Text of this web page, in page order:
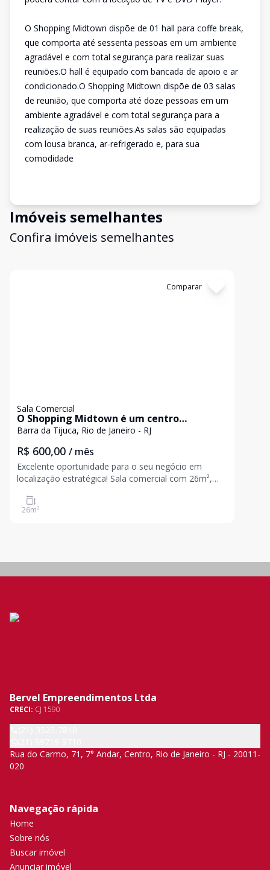
O Shopping Midtown dispõe de 01 hall para coffe break,
que comporta até sessenta pessoas em um ambiente
agradável e com total segurança para realizar suas
reuniões.O hall é equipado com bancada de apoio e ar
condicionado.O Shopping Midtown dispõe de 03 salas
de reunião, que comporta até doze pessoas em um
ambiente agradável e com total segurança para a
realização de suas reuniões.As salas são equipadas
com lousa branca, ar-refrigerado e, para sua
comodidade
Imóveis semelhantes
Confira imóveis semelhantes
Comparar
Sala Comercial
O Shopping Midtown é um centro
comercial localizado numa área
Comercial de 26m² - Moderna e Bem
Localizada
Barra da Tijuca, Rio de Janeiro - RJ
R$ 600,00 / mês
Excelente oportunidade para o seu negócio em
localização estratégica! Sala comercial com 26m²,
visibilidade. O espaço conta com acabamento em
granito e ar-condicionado instalado, proporcionando
26m²
Bervel Empreendimentos Ltda
CRECI: CJ 1590
Rua do Carmo, 71, 7° Andar, Centro, Rio de Janeiro - RJ - 20011-
020
Navegação rápida
Home
Sobre nós
Buscar imóvel
Anunciar imóvel